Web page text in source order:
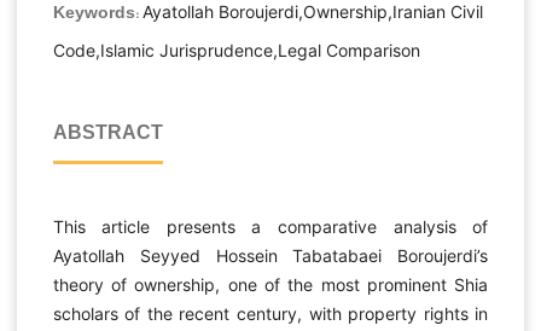
Keywords: Ayatollah Boroujerdi,Ownership,Iranian Civil
Code,Islamic Jurisprudence,Legal Comparison
ABSTRACT
This article presents a comparative analysis of
Ayatollah Seyyed Hossein Tabatabaei Boroujerdi’s
theory of ownership, one of the most prominent Shia
scholars of the recent century, with property rights in